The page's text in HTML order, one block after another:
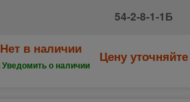
54-2-8-1-1Б
Нет в наличии
Уведомить о наличии
Цену уточняйте